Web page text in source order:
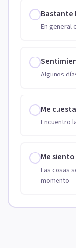
Bastante
En general
Algunos
Me
Encuentro
Me
Las cosas
momento